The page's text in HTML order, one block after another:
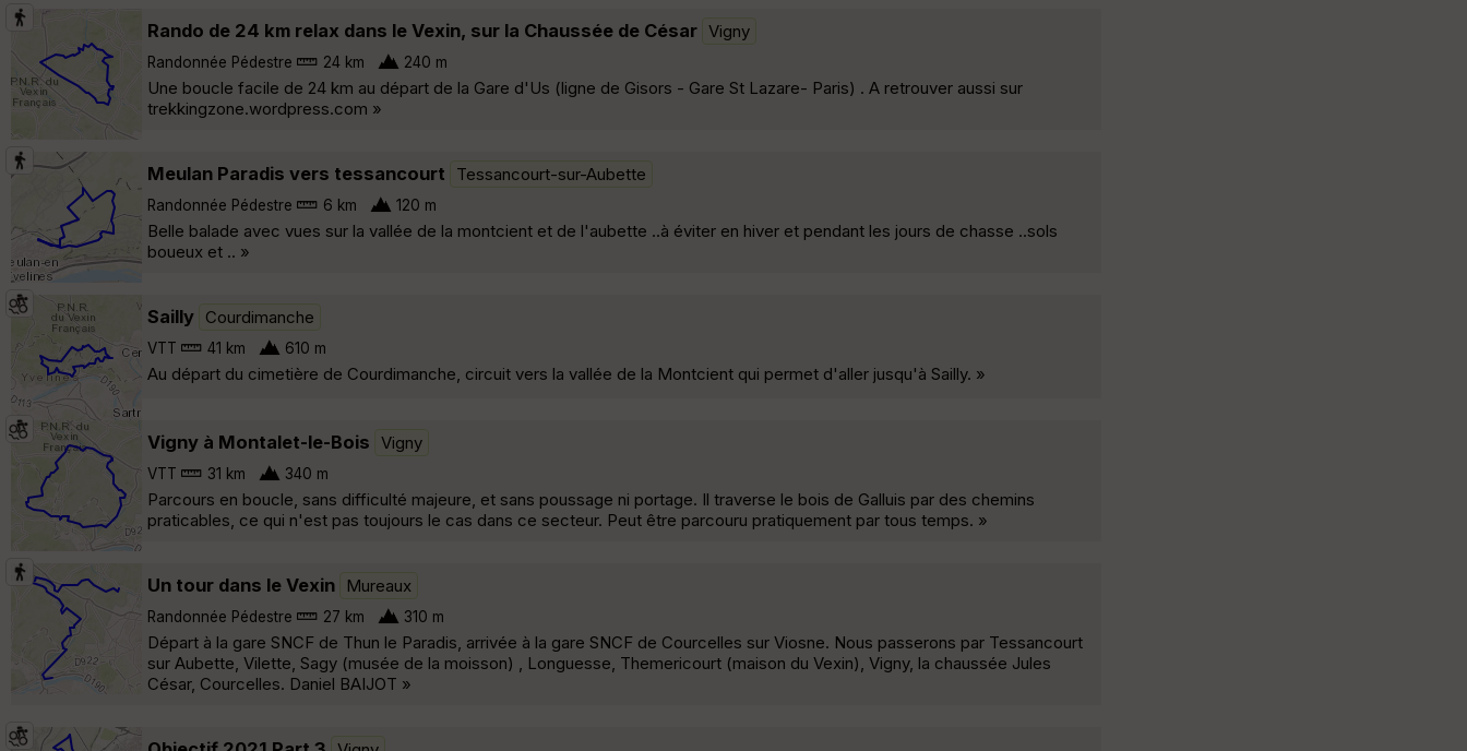
Rando de 24 km relax dans le Vexin, sur la Chaussée de César Vigny
Randonnée Pédestre 24 km 240 m
Une boucle facile de 24 km au départ de la Gare d'Us (ligne de Gisors - Gare St Lazare- Paris) . A retrouver aussi sur
trekkingzone.wordpress.com »
Meulan Paradis vers tessancourt Tessancourt-sur-Aubette
Randonnée Pédestre 6 km 120 m
Belle balade avec vues sur la vallée de la montcient et de l'aubette ..à éviter en hiver et pendant les jours de chasse ..sols
boueux et .. »
Sailly Courdimanche
VTT 41 km 610 m
Au départ du cimetière de Courdimanche, circuit vers la vallée de la Montcient qui permet d'aller jusqu'à Sailly. »
Vigny à Montalet-le-Bois Vigny
VTT 31 km 340 m
Parcours en boucle, sans difficulté majeure, et sans poussage ni portage. Il traverse le bois de Galluis par des chemins
praticables, ce qui n'est pas toujours le cas dans ce secteur. Peut être parcouru pratiquement par tous temps. »
Un tour dans le Vexin Mureaux
Randonnée Pédestre 27 km 310 m
Départ à la gare SNCF de Thun le Paradis, arrivée à la gare SNCF de Courcelles sur Viosne. Nous passerons par Tessancourt
sur Aubette, Vilette, Sagy (musée de la moisson) , Longuesse, Themericourt (maison du Vexin), Vigny, la chaussée Jules
César, Courcelles. Daniel BAIJOT »